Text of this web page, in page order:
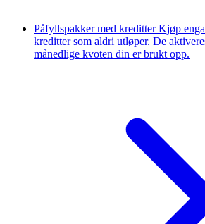
Påfyllspakker med kreditter Kjøp
kreditter som aldri utløper. De
månedlige kvoten din er brukt opp.